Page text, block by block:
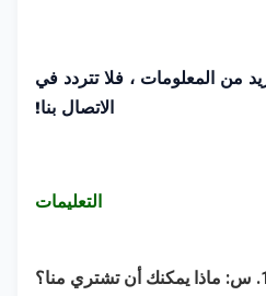
من المعلومات ، فلا تتردد في
الاتصال بنا!
التعليمات
1. س: ماذا يمكنك أن تشتري منا؟